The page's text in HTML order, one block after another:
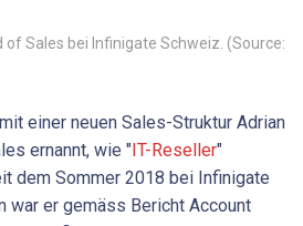
of Sales bei Infinigate Schweiz. (Source:
einer neuen Sales-Struktur Adrian
ernannt, wie "IT-Reseller"
dem Sommer 2018 bei Infinigate
war er gemäss Bericht Account